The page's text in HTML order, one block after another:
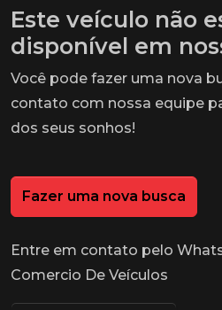
Este veículo não
disponível em
Você pode fazer uma nova
contato com nossa equipe
dos seus sonhos!
Fazer uma nova busca
Entre em contato pelo
Comercio De Veículos